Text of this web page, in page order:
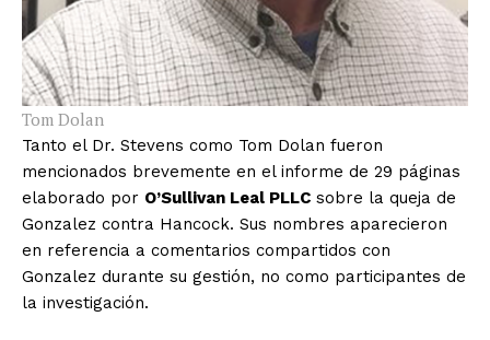
Tom Dolan
Tanto el Dr. Stevens como Tom Dolan fueron
mencionados brevemente en el informe de 29 páginas
elaborado por O’Sullivan Leal PLLC sobre la queja de
Gonzalez contra Hancock. Sus nombres aparecieron
en referencia a comentarios compartidos con
Gonzalez durante su gestión, no como participantes de
la investigación.